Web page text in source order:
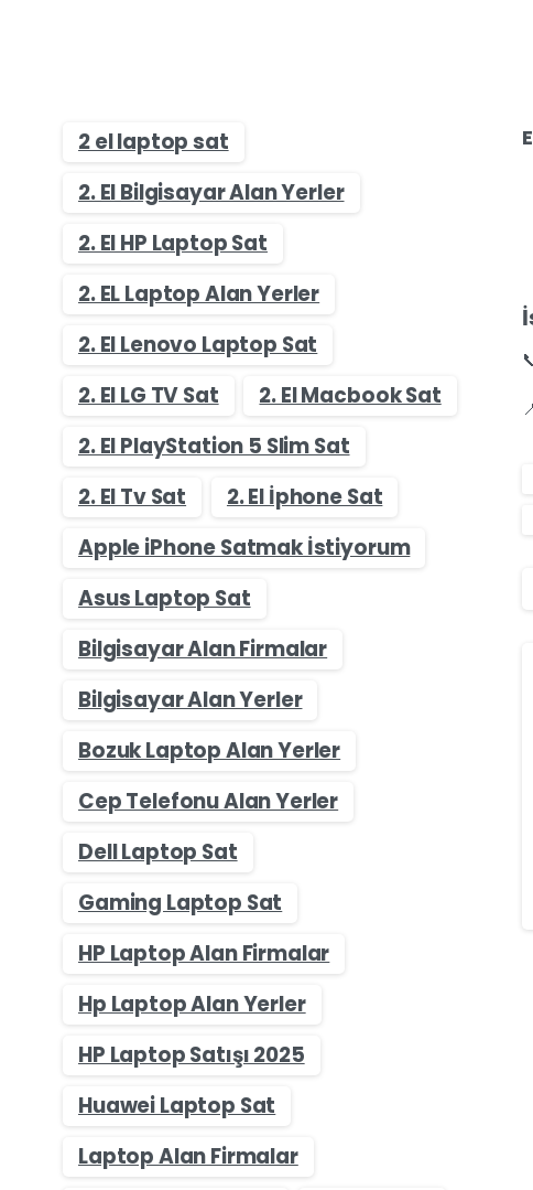
2 el laptop sat
2. El Bilgisayar Alan Yerler
2. El HP Laptop Sat
2. EL Laptop Alan Yerler
2. El Lenovo Laptop Sat
2. El LG TV Sat
2. El Macbook Sat
2. El PlayStation 5 Slim Sat
2. El Tv Sat
2. El İphone Sat
Apple iPhone Satmak İstiyorum
Asus Laptop Sat
Bilgisayar Alan Firmalar
Bilgisayar Alan Yerler
Bozuk Laptop Alan Yerler
Cep Telefonu Alan Yerler
Dell Laptop Sat
Gaming Laptop Sat
HP Laptop Alan Firmalar
Hp Laptop Alan Yerler
HP Laptop Satışı 2025
Huawei Laptop Sat
Laptop Alan Firmalar